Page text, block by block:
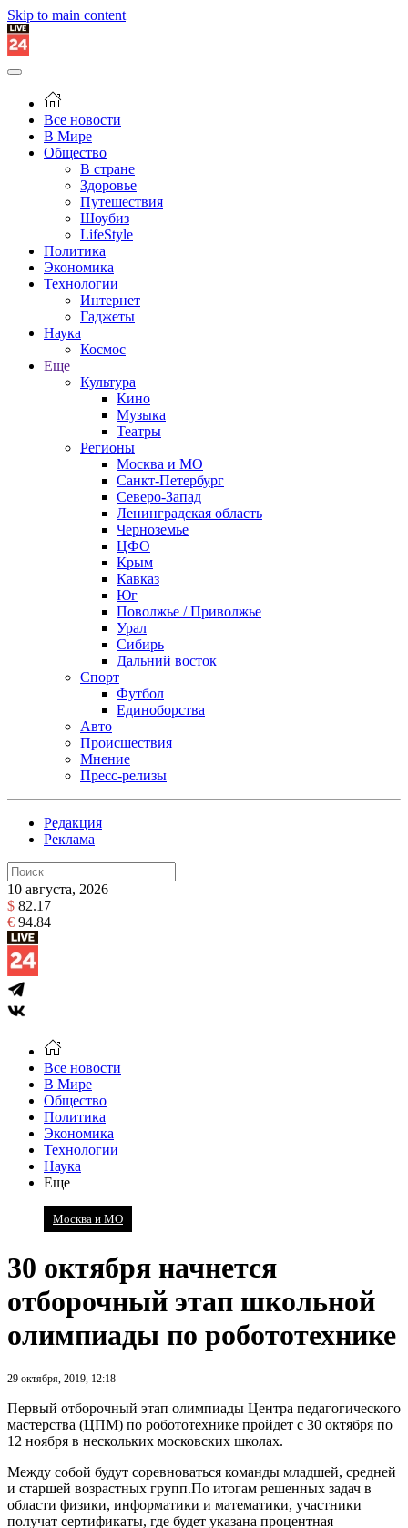
Skip to main content
Все новости
В Мире
Общество
В стране
Здоровье
Путешествия
Шоубиз
LifeStyle
Политика
Экономика
Технологии
Интернет
Гаджеты
Наука
Космос
Еще
Культура
Кино
Музыка
Театры
Регионы
Москва и МО
Санкт-Петербург
Северо-Запад
Ленинградская область
Черноземье
ЦФО
Крым
Кавказ
Юг
Поволжье / Приволжье
Урал
Сибирь
Дальний восток
Спорт
Футбол
Единоборства
Авто
Происшествия
Мнение
Пресс-релизы
Редакция
Реклама
10 августа, 2026
$ 82.17
€ 94.84
Все новости
В Мире
Общество
Политика
Экономика
Технологии
Наука
Еще
Москва и МО
30 октября начнется
отборочный этап школьной
олимпиады по робототехнике
29 октября, 2019, 12:18
Первый отборочный этап олимпиады Центра педагогического
мастерства (ЦПМ) по робототехнике пройдет с 30 октября по
12 ноября в нескольких московских школах.
Между собой будут соревноваться команды младшей, средней
и старшей возрастных групп.По итогам решенных задач в
области физики, информатики и математики, участники
получат сертификаты, где будет указана процентная